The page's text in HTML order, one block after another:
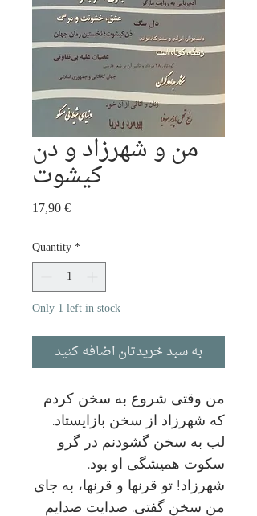
من و شهرزاد و دن
کیشوت
17,90 €Price
Quantity*
Only 1 left in stock
به سبد خریدتان اضافه کنید
من وقتی شروع به سخن کردم
که شهرزاد از سخن بازایستاد.
لب به سخن گشودنم در گرو
سکوت همیشگی او بود.
شهرزاد! تو قرنها و قرنها، به جای
من سخن گفتی. صدایت صدایم